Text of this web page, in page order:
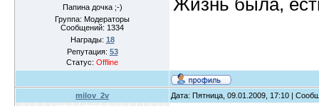
Папина дочка ;-)
Группа: Модераторы
Сообщений: 1334
Награды: 18
Репутация: 53
Статус: Offline
Жизнь была,
milov_2v Дата: Пятница, 09.01.2009, 17:10 |